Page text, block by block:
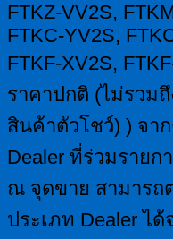
FTKZ-VV2S,
FTKC-YV2S,
FTKF-XV2S,
ราคาปกติ (ไม่รวม
สินค้าตัวโชว์) ) จา
Dealer ที่ร่วมรายก
ณ จุดขาย สามารถ
ประเภท Dealer ได้